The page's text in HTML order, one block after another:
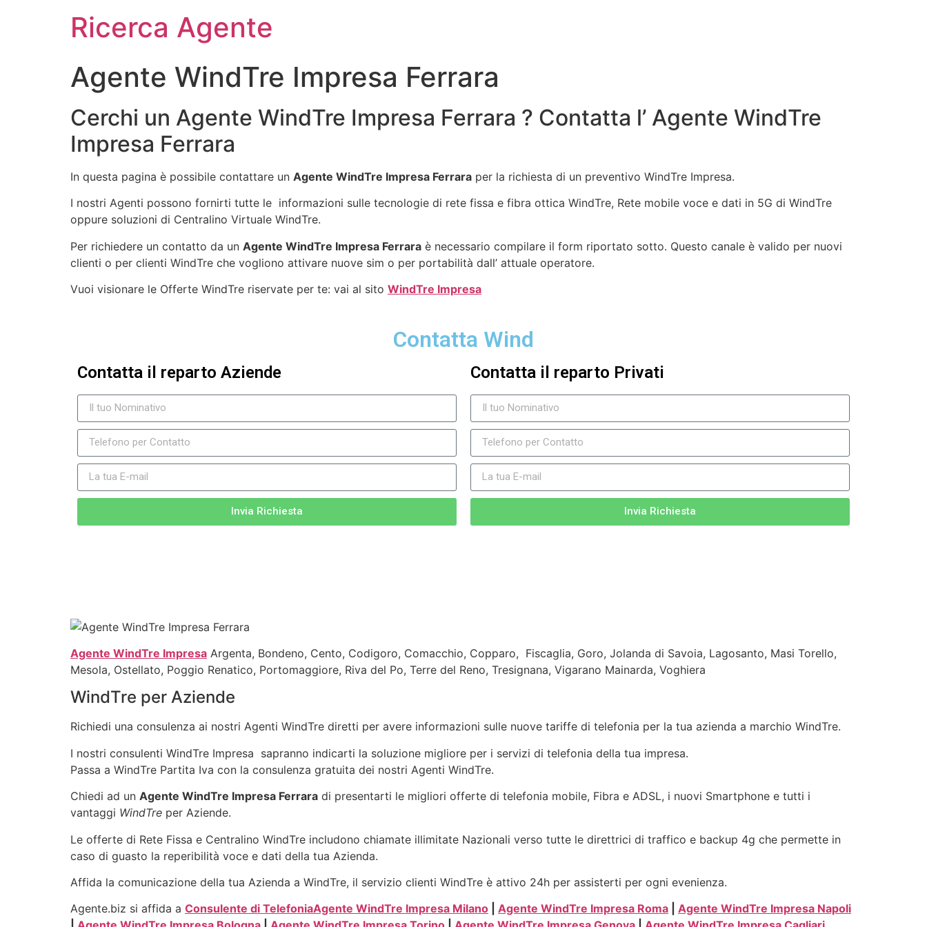
Ricerca Agente
Agente WindTre Impresa Ferrara
Cerchi un Agente WindTre Impresa Ferrara ? Contatta l’ Agente WindTre
Impresa Ferrara
In questa pagina è possibile contattare un Agente WindTre Impresa Ferrara per la richiesta di un preventivo WindTre Impresa.
I nostri Agenti possono fornirti tutte le informazioni sulle tecnologie di rete fissa e fibra ottica WindTre, Rete mobile voce e dati in 5G di WindTre
oppure soluzioni di Centralino Virtuale WindTre.
Per richiedere un contatto da un Agente WindTre Impresa Ferrara è necessario compilare il form riportato sotto. Questo canale è valido per nuovi
clienti o per clienti WindTre che vogliono attivare nuove sim o per portabilità dall’ attuale operatore.
Vuoi visionare le Offerte WindTre riservate per te: vai al sito WindTre Impresa
Contatta Wind
Contatta il reparto Aziende
Invia Richiesta
Contatta il reparto Privati
Invia Richiesta
Agente WindTre Impresa Argenta, Bondeno, Cento, Codigoro, Comacchio, Copparo, Fiscaglia, Goro, Jolanda di Savoia, Lagosanto, Masi Torello,
Mesola, Ostellato, Poggio Renatico, Portomaggiore, Riva del Po, Terre del Reno, Tresignana, Vigarano Mainarda, Voghiera
WindTre per Aziende
Richiedi una consulenza ai nostri Agenti WindTre diretti per avere informazioni sulle nuove tariffe di telefonia per la tua azienda a marchio WindTre.
I nostri consulenti WindTre Impresa sapranno indicarti la soluzione migliore per i servizi di telefonia della tua impresa.
Passa a WindTre Partita Iva con la consulenza gratuita dei nostri Agenti WindTre.
Chiedi ad un Agente WindTre Impresa Ferrara di presentarti le migliori offerte di telefonia mobile, Fibra e ADSL, i nuovi Smartphone e tutti i
vantaggi WindTre per Aziende.
Le offerte di Rete Fissa e Centralino WindTre includono chiamate illimitate Nazionali verso tutte le direttrici di traffico e backup 4g che permette in
caso di guasto la reperibilità voce e dati della tua Azienda.
Affida la comunicazione della tua Azienda a WindTre, il servizio clienti WindTre è attivo 24h per assisterti per ogni evenienza.
Agente.biz si affida a Consulente di TelefoniaAgente WindTre Impresa Milano Agente WindTre Impresa Roma
Agente WindTre Impresa Napoli